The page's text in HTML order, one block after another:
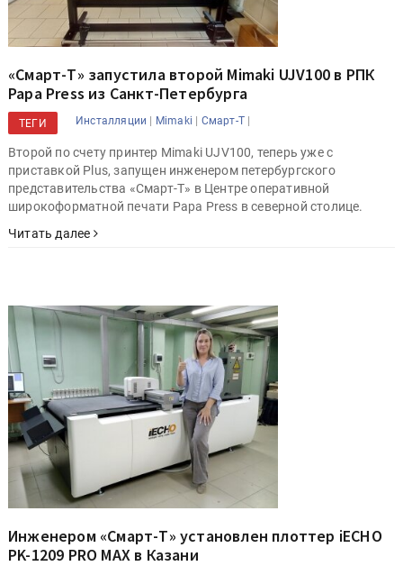
«Смарт-Т» запустила второй Mimaki UJV100 в РПК
Papa Press из Санкт-Петербурга
ТЕГИ Инсталляции | Mimaki | Смарт-Т |
Второй по счету принтер Mimaki UJV100, теперь уже с
приставкой Plus, запущен инженером петербургского
представительства «Смарт-Т» в Центре оперативной
широкоформатной печати Papa Press в северной столице.
Читать далее
Инженером «Смарт-Т» установлен плоттер iECHO
PK-1209 PRO MAX в Казани